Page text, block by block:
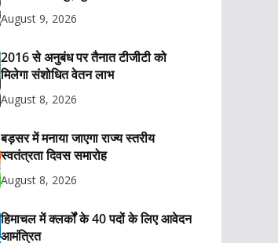
August 9, 2026
2016 से अनुबंध पर तैनात टीजीटी को
मिलेगा संशोधित वेतन लाभ
August 8, 2026
बड़सर में मनाया जाएगा राज्य स्तरीय
स्वतंत्रता दिवस समारोह
August 8, 2026
हिमाचल में क्लर्कों के 40 पदों के लिए आवेदन
आमंत्रित